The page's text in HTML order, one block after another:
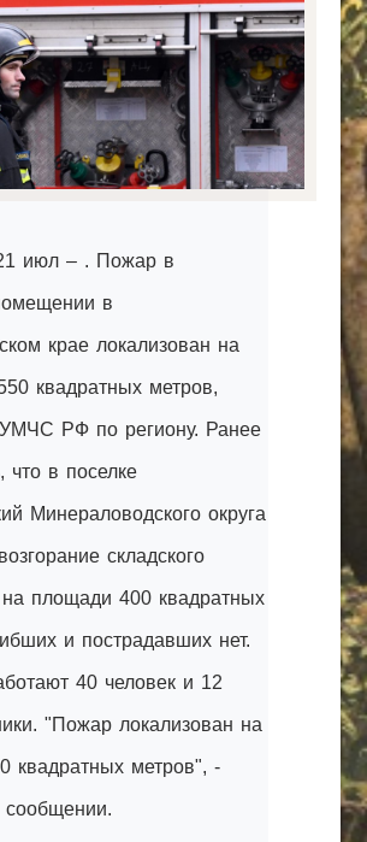
июл – . Пожар в
в
крае локализован на
квадратных метров,
РФ по региону. Ранее
что в поселке
Минераловодского округа
складского
площади 400 квадратных
и пострадавших нет.
40 человек и 12
"Пожар локализован на
квадратных метров", -
сообщении.